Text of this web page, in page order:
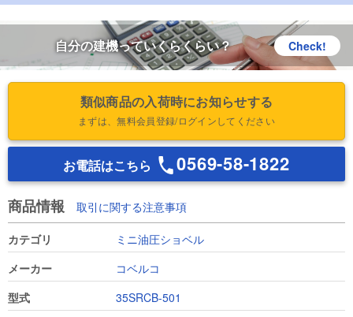
自分の建機っていくらくらい？ Check!
類似商品の入荷時にお知らせする
まずは、無料会員登録/ログインしてください
お電話はこちら 0569-58-1822
商品情報 取引に関する注意事項
カテゴリ
ミニ油圧ショベル
メーカー
コベルコ
型式
35SRCB-501